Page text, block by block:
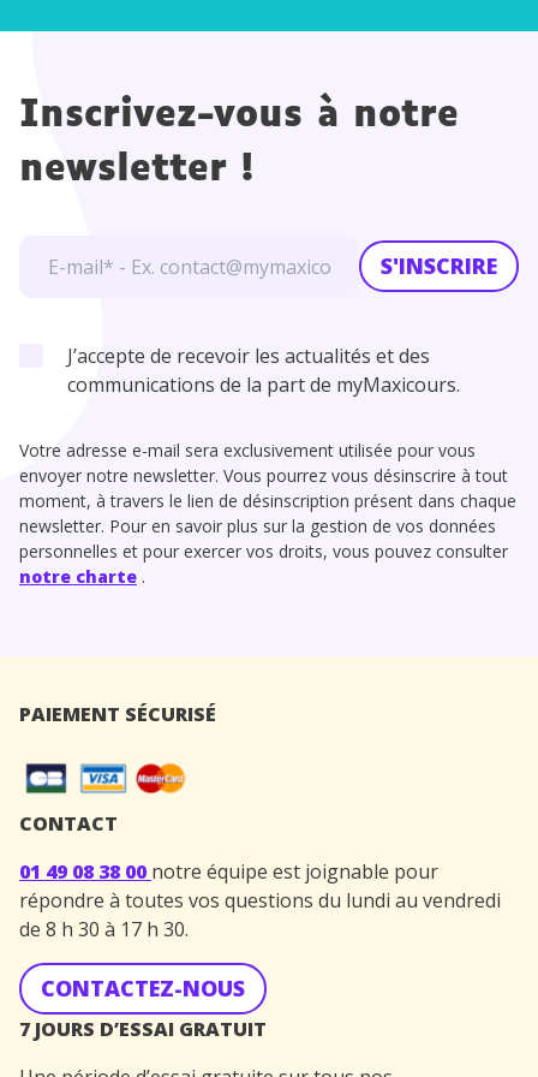
Inscrivez-vous à notre
newsletter !
S'INSCRIRE
J’accepte de recevoir les actualités et des
communications de la part de myMaxicours.
Votre adresse e-mail sera exclusivement utilisée pour vous
envoyer notre newsletter. Vous pourrez vous désinscrire à tout
moment, à travers le lien de désinscription présent dans chaque
newsletter. Pour en savoir plus sur la gestion de vos données
personnelles et pour exercer vos droits, vous pouvez consulter
notre charte .
PAIEMENT SÉCURISÉ
CONTACT
01 49 08 38 00 notre équipe est joignable pour
répondre à toutes vos questions du lundi au vendredi
de 8 h 30 à 17 h 30.
CONTACTEZ-NOUS
7 JOURS D’ESSAI GRATUIT